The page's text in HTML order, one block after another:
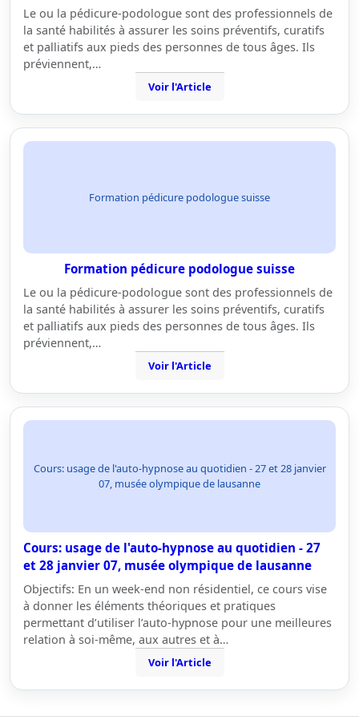
Le ou la pédicure-podologue sont des professionnels de
la santé habilités à assurer les soins préventifs, curatifs
et palliatifs aux pieds des personnes de tous âges. Ils
préviennent,…
Voir l'Article
Formation pédicure podologue suisse
Formation pédicure podologue suisse
Le ou la pédicure-podologue sont des professionnels de
la santé habilités à assurer les soins préventifs, curatifs
et palliatifs aux pieds des personnes de tous âges. Ils
préviennent,…
Voir l'Article
Cours: usage de l'auto-hypnose au quotidien - 27 et 28 janvier
07, musée olympique de lausanne
Cours: usage de l'auto-hypnose au quotidien - 27
et 28 janvier 07, musée olympique de lausanne
Objectifs: En un week-end non résidentiel, ce cours vise
à donner les éléments théoriques et pratiques
permettant d’utiliser l’auto-hypnose pour une meilleures
relation à soi-même, aux autres et à…
Voir l'Article